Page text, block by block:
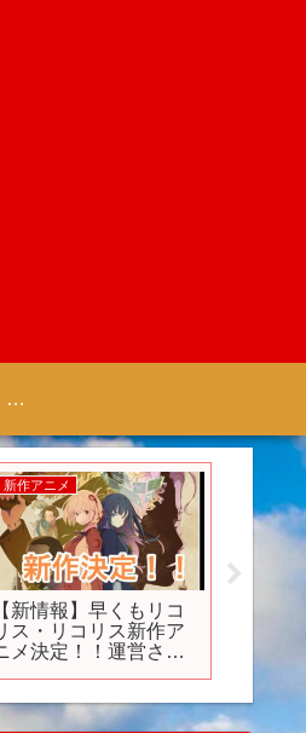
特定商取引法に基づく表記（商取引に関する開示）
新作アニメ
【新情報】早くもリコ
ス・リコリス新作ア
メ決定！！運営さん
スレ